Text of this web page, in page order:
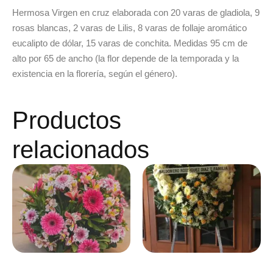
Hermosa Virgen en cruz elaborada con 20 varas de gladiola, 9
rosas blancas, 2 varas de Lilis, 8 varas de follaje aromático
eucalipto de dólar, 15 varas de conchita. Medidas 95 cm de
alto por 65 de ancho (la flor depende de la temporada y la
existencia en la florería, según el género).
Productos
relacionados